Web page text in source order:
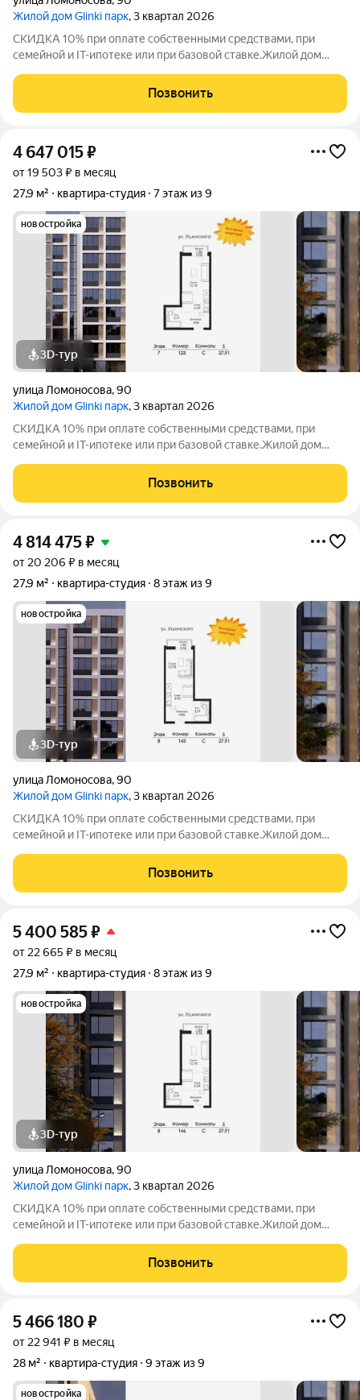
Жилой дом Glinki парк, 3 квартал 2026
СКИДКА 10% при оплате собственными средствами, при
семейной и IT-ипотеке или при базовой ставке.Жилой дом
комфортной жизни в окружении зелени вокруг несколько
крупных парков и садов. Это 9-этажный
Позвонить
4 647 015₽
от 19 503 ₽ в месяц
27,9 м²
квартира-студия 7 этаж из 9
новостройка
3D-тур
улица Ломоносова,90
Жилой дом Glinki парк, 3 квартал 2026
СКИДКА 10% при оплате собственными средствами, при
семейной и IT-ипотеке или при базовой ставке.Жилой дом
комфортной жизни в окружении зелени вокруг несколько
крупных парков и садов. Это 9-этажный
Позвонить
4 814 475₽
от 20 206 ₽ в месяц
27,9 м²
квартира-студия 8 этаж из 9
новостройка
3D-тур
улица Ломоносова,90
Жилой дом Glinki парк, 3 квартал 2026
СКИДКА 10% при оплате собственными средствами, при
семейной и IT-ипотеке или при базовой ставке.Жилой дом
комфортной жизни в окружении зелени вокруг несколько
крупных парков и садов. Это 9-этажный
Позвонить
5 400 585₽
от 22 665 ₽ в месяц
27,9 м²
квартира-студия 8 этаж из 9
новостройка
3D-тур
улица Ломоносова,90
Жилой дом Glinki парк, 3 квартал 2026
СКИДКА 10% при оплате собственными средствами, при
семейной и IT-ипотеке или при базовой ставке.Жилой дом
комфортной жизни в окружении зелени вокруг несколько
крупных парков и садов. Это 9-этажный
Позвонить
5 466 180 ₽
от 22 941 ₽ в месяц
28 м²
квартира-студия 9 этаж из 9
новостройка